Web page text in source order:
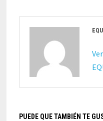
PUEDE QUE TAMBIÉN TE